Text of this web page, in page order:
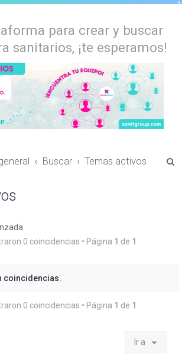
para crear y buscar
sanitarios, ¡te esperamos!
Buscar Temas activos
0 coincidencias • Página 1 de 1
coincidencias.
0 coincidencias • Página 1 de 1
Ir a